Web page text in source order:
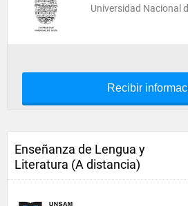
Universidad Nacional
Recibir
Enseñanza de Lengua y
Literatura (A distancia)